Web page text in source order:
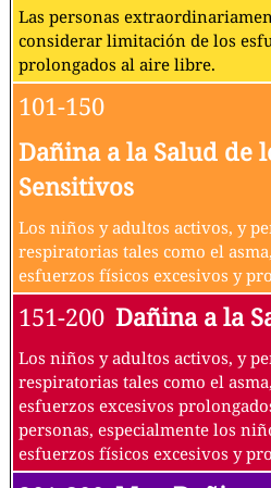
Las personas
considerar limitación de los
prolongados al aire libre.
101-150
Dañina a la Salud de
Sensitivos
Los niños y adultos activos, y
respiratorias tales como el
esfuerzos físicos excesivos y
151-200 Dañina a la
Los niños y adultos activos, y
respiratorias tales como el
esfuerzos excesivos
personas, especialmente los
esfuerzos físicos excesivos y